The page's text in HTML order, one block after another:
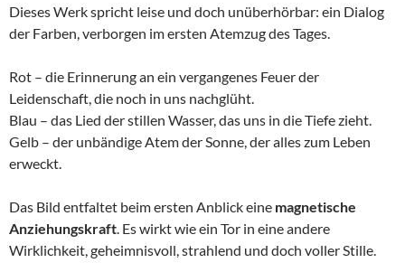
Dieses Werk spricht leise und doch unüberhörbar: ein Dialog
der Farben, verborgen im ersten Atemzug des Tages.
Rot – die Erinnerung an ein vergangenes Feuer der
Leidenschaft, die noch in uns nachglüht.
Blau – das Lied der stillen Wasser, das uns in die Tiefe zieht.
Gelb – der unbändige Atem der Sonne, der alles zum Leben
erweckt.
Das Bild entfaltet beim ersten Anblick eine magnetische
Anziehungskraft. Es wirkt wie ein Tor in eine andere
Wirklichkeit, geheimnisvoll, strahlend und doch voller Stille.